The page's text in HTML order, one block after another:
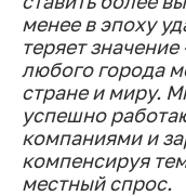
менее в эпоху
теряет
любого города
стране и миру.
успешно
компаниями и
компенсируя
местный спрос.